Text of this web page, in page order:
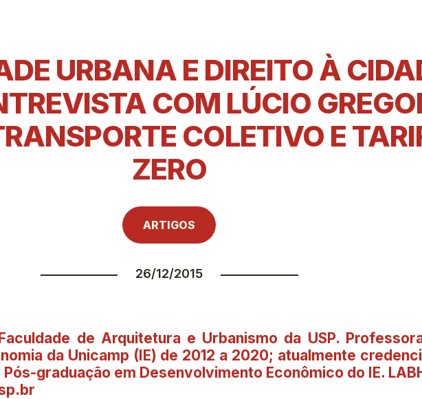
URBANA E DIREITO À
COM LÚCIO
COLETIVO E
ZERO
ARTIGOS
26/12/2015
de Arquitetura e Urbanismo da USP.
da Unicamp (IE) de 2012 a 2020; atualmente
Pós-graduação em Desenvolvimento Econômico do IE.